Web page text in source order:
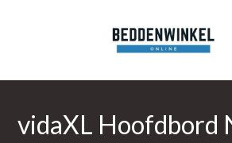
vidaXL Hoofdbord